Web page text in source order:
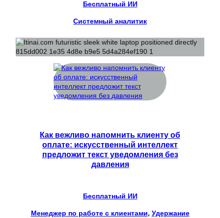
Бесплатный ИИ
Системный аналитик
Как вежливо напомнить клиенту об
оплате: искусственный интеллект
предложит текст уведомления без
давления
Бесплатный ИИ
Менеджер по работе с клиентами, Удержание